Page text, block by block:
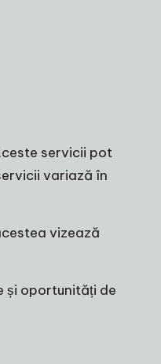
servicii pot
variază în
vizează
și oportunități de